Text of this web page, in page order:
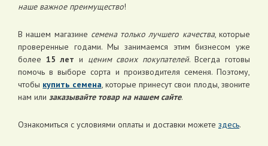
наше важное преимущество!
В нашем магазине семена только лучшего качества, которые
проверенные годами. Мы занимаемся этим бизнесом уже
более 15 лет и ценим своих покупателей. Всегда готовы
помочь в выборе сорта и производителя семеня. Поэтому,
чтобы купить семена, которые принесут свои плоды, звоните
нам или заказывайте товар на нашем сайте.
Ознакомиться с условиями оплаты и доставки можете здесь.